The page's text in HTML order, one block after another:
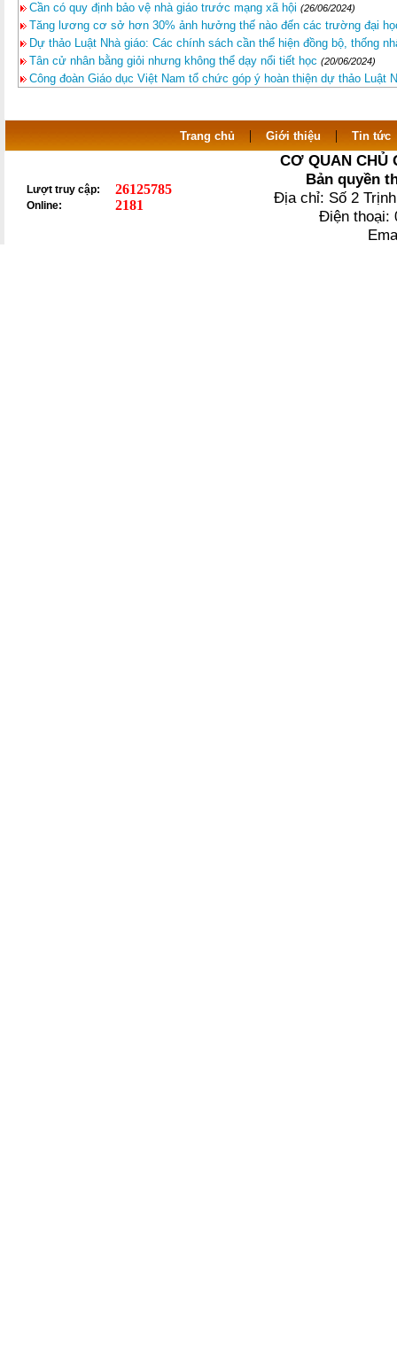
Cần có quy định bảo vệ nhà giáo trước mạng xã hội (26/06/2024)
Tăng lương cơ sở hơn 30% ảnh hưởng thế nào đến các trường đại
Dự thảo Luật Nhà giáo: Các chính sách cần thể hiện đồng bộ, thống
Tân cử nhân bằng giỏi nhưng không thể dạy nổi tiết học (20/06/2024)
Công đoàn Giáo dục Việt Nam tổ chức góp ý hoàn thiện dự thảo Luật
Trang chủ | Giới thiệu | Tin tức
Lượt truy cập: 26125785
Online: 2181
CƠ QUAN CHỦ
Bản quyền
Địa chỉ: Số 2
Điện